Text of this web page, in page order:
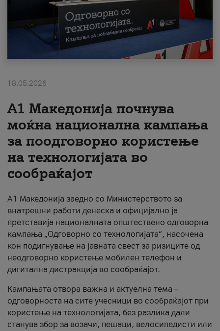
Поддршка
Надополни кредит
#ПодобарОнлајн
18.05.2026
A1 Македонија почнува
моќна национална кампања
за поодговорно користење
на технологијата во
сообраќајот
A1 Македонија заедно со Министерството за
внатрешни работи денеска и официјално ја
претставија националната општествено одговорна
кампања „Одговорно со технологијата“, насочена
кон подигнување на јавната свест за ризиците од
неодговорно користење мобилен телефон и
дигитална дистракција во сообраќајот.
Кампањата отвора важна и актуелна тема –
одговорноста на сите учесници во сообраќајот при
користење на технологијата, без разлика дали
станува збор за возачи, пешаци, велосипедисти или